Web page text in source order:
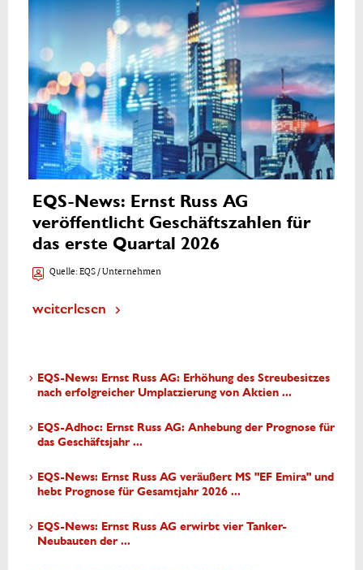
EQS-News: Ernst Russ AG
veröffentlicht Geschäftszahlen für
das erste Quartal 2026
Quelle:EQS / Unternehmen
weiterlesen
EQS-News: Ernst Russ AG: Erhöhung des Streubesitzes
nach erfolgreicher Umplatzierung von Aktien ...
EQS-Adhoc: Ernst Russ AG: Anhebung der Prognose für
das Geschäftsjahr ...
EQS-News: Ernst Russ AG veräußert MS "EF Emira" und
hebt Prognose für Gesamtjahr 2026 ...
EQS-News: Ernst Russ AG erwirbt vier Tanker-
Neubauten der ...